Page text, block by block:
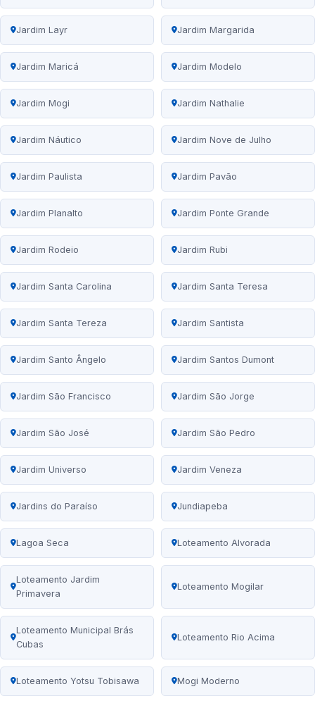
Jardim Layr Jardim Margarida
Jardim Maricá Jardim Modelo
Jardim Mogi Jardim Nathalie
Jardim Náutico Jardim Nove de Julho
Jardim Paulista Jardim Pavão
Jardim Planalto Jardim Ponte Grande
Jardim Rodeio Jardim Rubi
Jardim Santa Carolina Jardim Santa Teresa
Jardim Santa Tereza Jardim Santista
Jardim Santo Ângelo Jardim Santos Dumont
Jardim São Francisco Jardim São Jorge
Jardim São José Jardim São Pedro
Jardim Universo Jardim Veneza
Jardins do Paraíso Jundiapeba
Lagoa Seca Loteamento Alvorada
Loteamento Jardim
Primavera
Loteamento Mogilar
Loteamento Municipal Brás
Cubas
Loteamento Rio Acima
Loteamento Yotsu Tobisawa Mogi Moderno